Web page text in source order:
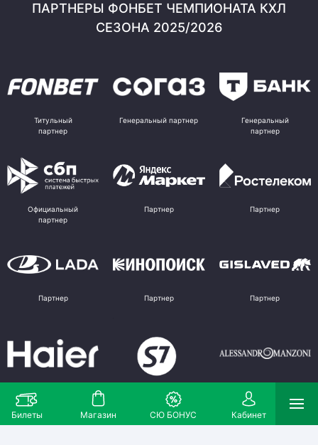
Билеты Магазин СЮ БОНУС Кабинет
ПАРТНЕРЫ ФОНБЕТ ЧЕМПИОНАТА КХЛ
СЕЗОНА 2025/2026
Титульный
партнер
Генеральный партнер
Генеральный
партнер
Официальный
партнер
Партнер Партнер
Партнер Партнер Партнер